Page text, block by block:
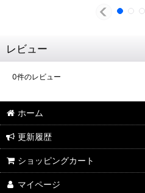
レビュー
0件のレビュー
ホーム
更新履歴
ショッピングカート
マイページ